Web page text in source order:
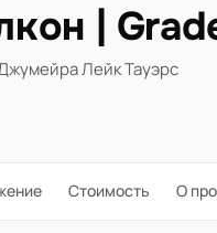
|
Лейк Тауэрс
Стоимость О